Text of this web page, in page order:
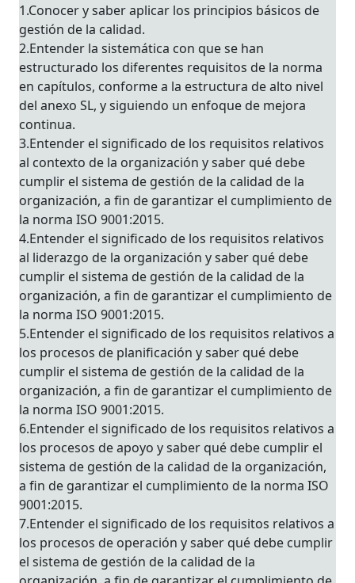
1.Conocer y saber aplicar los principios básicos de
gestión de la calidad.
2.Entender la sistemática con que se han
estructurado los diferentes requisitos de la norma
en capítulos, conforme a la estructura de alto nivel
del anexo SL, y siguiendo un enfoque de mejora
continua.
3.Entender el significado de los requisitos relativos
al contexto de la organización y saber qué debe
cumplir el sistema de gestión de la calidad de la
organización, a fin de garantizar el cumplimiento de
la norma ISO 9001:2015.
4.Entender el significado de los requisitos relativos
al liderazgo de la organización y saber qué debe
cumplir el sistema de gestión de la calidad de la
organización, a fin de garantizar el cumplimiento de
la norma ISO 9001:2015.
5.Entender el significado de los requisitos relativos a
los procesos de planificación y saber qué debe
cumplir el sistema de gestión de la calidad de la
organización, a fin de garantizar el cumplimiento de
la norma ISO 9001:2015.
6.Entender el significado de los requisitos relativos a
los procesos de apoyo y saber qué debe cumplir el
sistema de gestión de la calidad de la organización,
a fin de garantizar el cumplimiento de la norma ISO
9001:2015.
7.Entender el significado de los requisitos relativos a
los procesos de operación y saber qué debe cumplir
el sistema de gestión de la calidad de la